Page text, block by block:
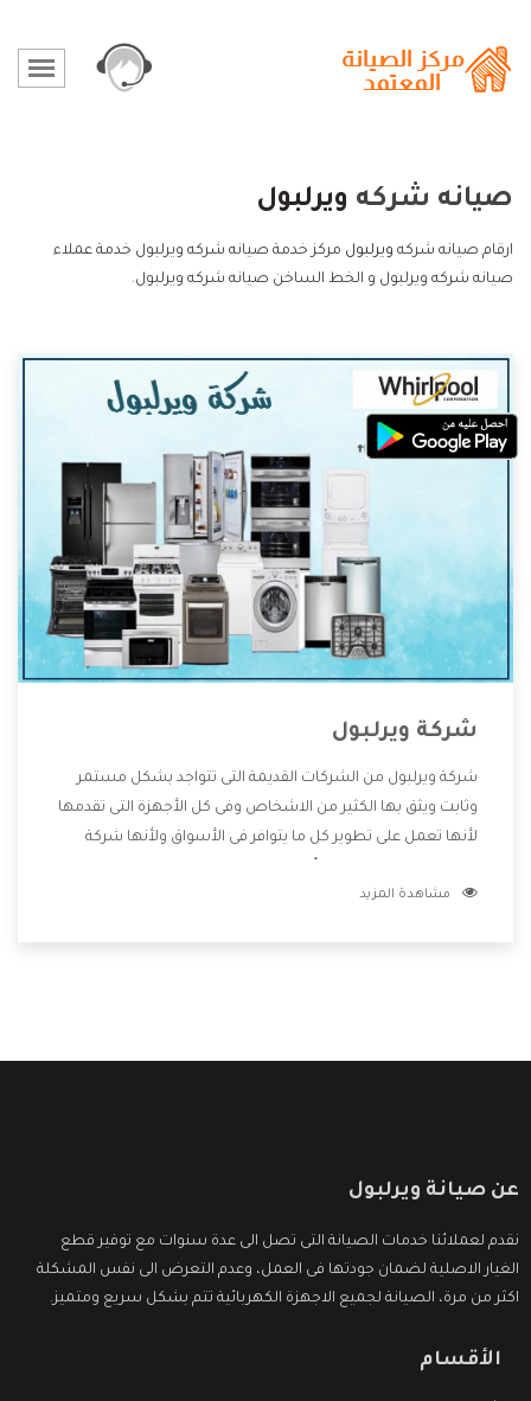
صيانه شركه ويرلبول
ارقام صيانه شركه ويرلبول مركز خدمة صيانه شركه ويرلبول خدمة عملاء
صيانه شركه ويرلبول و الخط الساخن صيانه شركه ويرلبول.
شركة ويرلبول
شركة ويرلبول من الشركات القديمة التى تتواجد بشكل مستمر
وثابت ويثق بها الكثير من الاشخاص وفى كل الأجهزة التى تقدمها
لأنها تعمل على تطوير كل ما يتوافر فى الأسواق ولأنها شركة
وتقدم للعملاء أقوى العروض والخصومات التى تسهل على
مشاهدة المزيد
عن صيانة ويرلبول
نقدم لعملائنا خدمات الصيانة التى تصل الى عدة سنوات مع توفير قطع
الغيار الاصلية لضمان جودتها فى العمل، وعدم التعرض الى نفس المشكلة
اكثر من مرة، الصيانة لجميع الاجهزة الكهربائية تتم بشكل سريع ومتميز.
الأقسام